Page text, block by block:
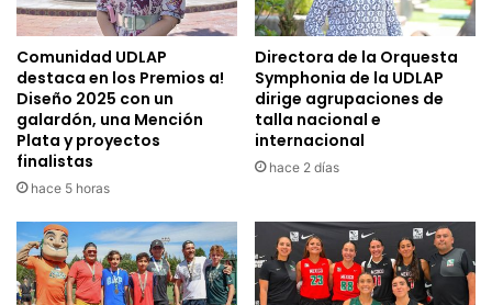
Comunidad UDLAP
destaca en los Premios a!
Diseño 2025 con un
galardón, una Mención
Plata y proyectos
finalistas
hace 5 horas
Directora de la Orquesta
Symphonia de la UDLAP
dirige agrupaciones de
talla nacional e
internacional
hace 2 días